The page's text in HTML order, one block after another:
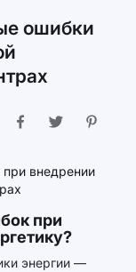
ошибки
при
энергии —